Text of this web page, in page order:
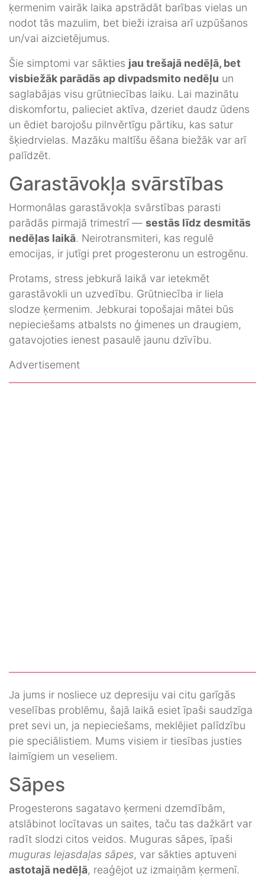
ķermenim vairāk laika apstrādāt barības vielas un
nodot tās mazulim, bet bieži izraisa arī uzpūšanos
un/vai aizcietējumus.
Šie simptomi var sākties jau trešajā nedēļā, bet
visbiežāk parādās ap divpadsmito nedēļu un
saglabājas visu grūtniecības laiku. Lai mazinātu
diskomfortu, palieciet aktīva, dzeriet daudz ūdens
un ēdiet barojošu pilnvērtīgu pārtiku, kas satur
šķiedrvielas. Mazāku maltīšu ēšana biežāk var arī
palīdzēt.
Garastāvokļa svārstības
Hormonālas garastāvokļa svārstības parasti
parādās pirmajā trimestrī — sestās līdz desmitās
nedēļas laikā. Neirotransmiteri, kas regulē
emocijas, ir jutīgi pret progesteronu un estrogēnu.
Protams, stress jebkurā laikā var ietekmēt
garastāvokli un uzvedību. Grūtniecība ir liela
slodze ķermenim. Jebkurai topošajai mātei būs
nepieciešams atbalsts no ģimenes un draugiem,
gatavojoties ienest pasaulē jaunu dzīvību.
Advertisement
Ja jums ir nosliece uz depresiju vai citu garīgās
veselības problēmu, šajā laikā esiet īpaši saudzīga
pret sevi un, ja nepieciešams, meklējiet palīdzību
pie speciālistiem. Mums visiem ir tiesības justies
laimīgiem un veseliem.
Sāpes
Progesterons sagatavo ķermeni dzemdībām,
atslābinot locītavas un saites, taču tas dažkārt var
radīt slodzi citos veidos. Muguras sāpes, īpaši
muguras lejasdaļas sāpes, var sākties aptuveni
astotajā nedēļā, reaģējot uz izmaiņām ķermenī.